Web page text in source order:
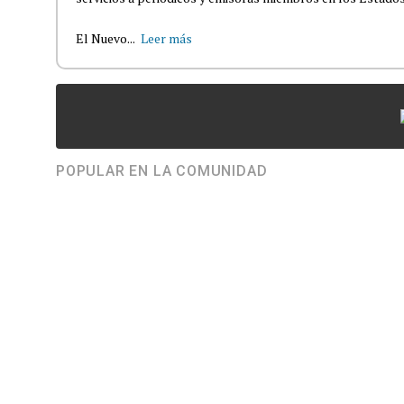
El Nuevo... Leer más
POPULAR EN LA COMUNIDAD